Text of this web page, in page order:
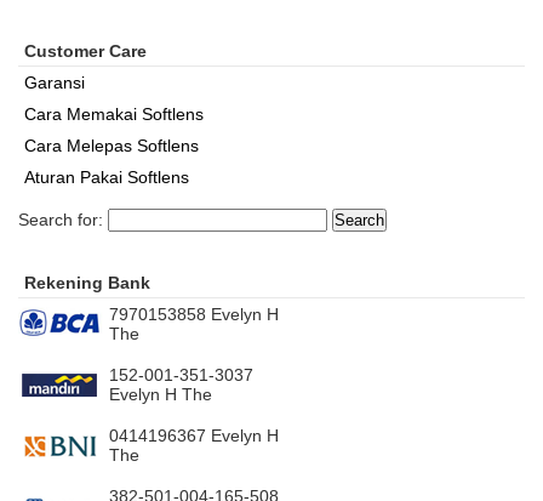
Customer Care
Garansi
Cara Memakai Softlens
Cara Melepas Softlens
Aturan Pakai Softlens
Search for:
Rekening Bank
7970153858 Evelyn H
The
152-001-351-3037
Evelyn H The
0414196367 Evelyn H
The
382-501-004-165-508